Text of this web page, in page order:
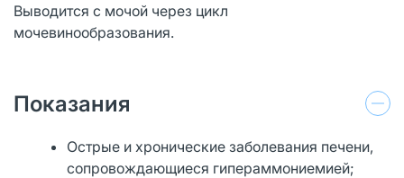
Выводится с мочой через цикл
мочевинообразования.
Показания
Острые и хронические заболевания печени,
сопровождающиеся гипераммониемией;